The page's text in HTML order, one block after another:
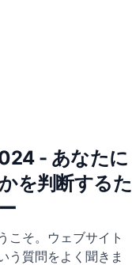
- あなたに
を判断するた
こそ。ウェブサイト
う質問をよく聞きま